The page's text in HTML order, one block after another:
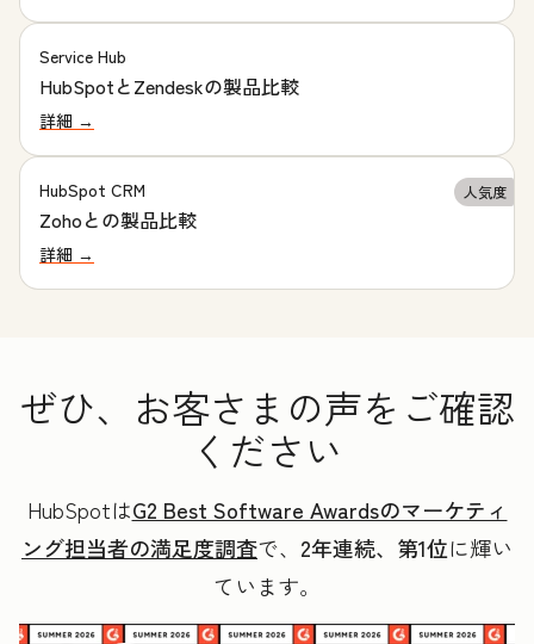
Service Hub
HubSpotとZendeskの製品比較
詳細 →
HubSpot CRM 人気度
Zohoとの製品比較
詳細 →
ぜひ、お客さまの声をご確認
ください
HubSpotはG2 Best Software Awardsのマーケティ
ング担当者の満足度調査で、 2年連続、第1位に輝い
ています。